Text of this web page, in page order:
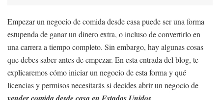
Empezar un negocio de comida desde casa puede ser una forma
estupenda de ganar un dinero extra, o incluso de convertirlo en
una carrera a tiempo completo. Sin embargo, hay algunas cosas
que debes saber antes de empezar. En esta entrada del blog, te
explicaremos cómo iniciar un negocio de esta forma y qué
licencias y permisos necesitarás si decides abrir un negocio de
.